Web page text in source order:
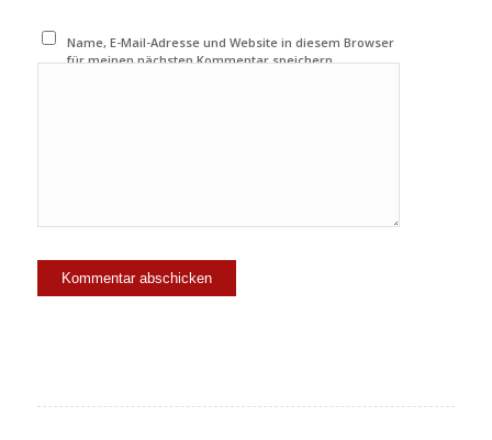
Name, E-Mail-Adresse und Website in diesem Browser
für meinen nächsten Kommentar speichern.